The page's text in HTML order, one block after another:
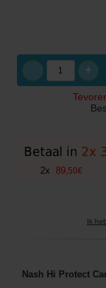
+
2x 89, 50€
Ik
Nash Hi Protect